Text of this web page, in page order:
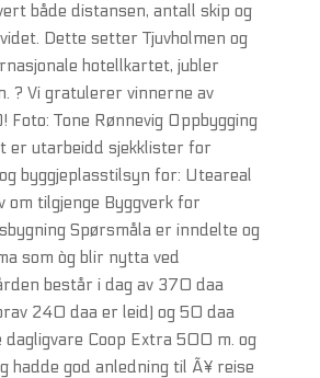
både distansen, antall skip og
Dette setter Tjuvholmen og
hotellkartet, jubler
? Vi gratulerer vinnerne av
Tone Rønnevig Oppbygging
er utarbeidd sjekklister for
byggjeplasstilsyn for: Uteareal
om tilgjenge Byggverk for
Spørsmåla er inndelte og
som òg blir nytta ved
består i dag av 370 daa
240 daa er leid) og 50 daa
Coop Extra 500 m. og
hadde god anledning til Ã¥ reise